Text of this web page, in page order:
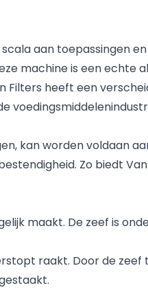
aan toepassingen
machine is een echte
Filters heeft een
kan worden voldaan
Zo biedt
maakt. De zeef is
raakt. Door de